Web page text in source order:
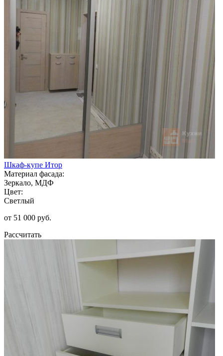
Шкаф-купе Итор
Материал фасада:
Зеркало, МДФ
Цвет:
Светлый
от 51 000 руб.
Рассчитать